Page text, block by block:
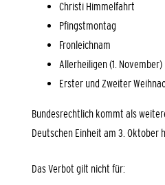
Christi Himmelfahrt
Pfingstmontag
Fronleichnam
Allerheiligen (1. November)
Erster und Zweiter
Bundesrechtlich kommt als
Deutschen Einheit am 3. Oktober
Das Verbot gilt nicht für: